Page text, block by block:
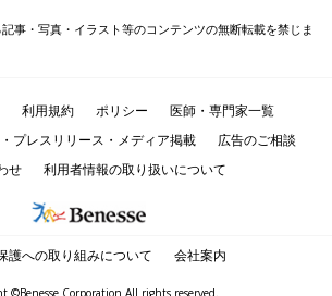
事・写真・イラスト等のコンテンツの無断転載を禁じま
利用規約 ポリシー
医師・専門家一覧
プレスリリース・メディア掲載
広告のご相談
せ
利用者情報の取り扱いについて
護への取り組みについて 会社案内
©Benesse Corporation All rights reserved.